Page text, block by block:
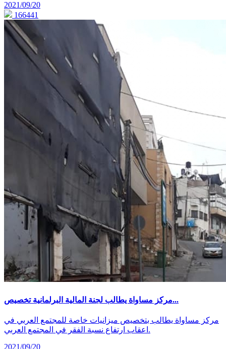
2021/09/20
166441
مركز مساواة يطالب لجنة المالية البرلمانية تخصيص...
مركز مساواة يطالب بتخصيص ميزانيات خاصة للمجتمع العربي في
اعقاب ارتفاع نسبة الفقر في المجتمع العربي.
2021/09/20